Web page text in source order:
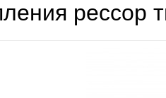
рессор